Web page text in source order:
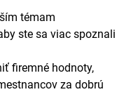
témam
ste sa viac spoznali
firemné hodnoty,
za dobrú